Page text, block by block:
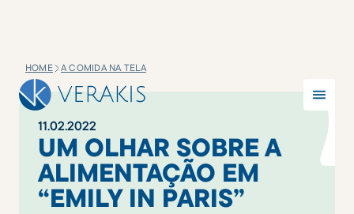
HOME A COMIDA NA TELA
11.02.2022
UM OLHAR SOBRE A
ALIMENTAÇÃO EM
“EMILY IN PARIS”